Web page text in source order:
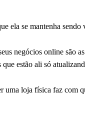
ela se mantenha
negócios online são
estão ali só
loja física faz com